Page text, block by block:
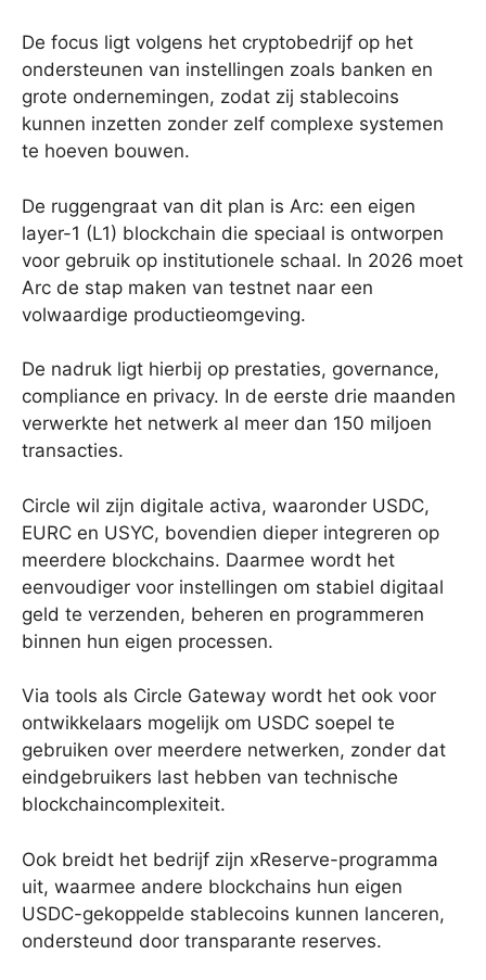
De focus ligt volgens het cryptobedrijf op het
ondersteunen van instellingen zoals banken en
grote ondernemingen, zodat zij stablecoins
kunnen inzetten zonder zelf complexe systemen
te hoeven bouwen.
De ruggengraat van dit plan is Arc: een eigen
layer-1 (L1) blockchain die speciaal is ontworpen
voor gebruik op institutionele schaal. In 2026 moet
Arc de stap maken van testnet naar een
volwaardige productieomgeving.
De nadruk ligt hierbij op prestaties, governance,
compliance en privacy. In de eerste drie maanden
verwerkte het netwerk al meer dan 150 miljoen
transacties.
Circle wil zijn digitale activa, waaronder USDC,
EURC en USYC, bovendien dieper integreren op
meerdere blockchains. Daarmee wordt het
eenvoudiger voor instellingen om stabiel digitaal
geld te verzenden, beheren en programmeren
binnen hun eigen processen.
Via tools als Circle Gateway wordt het ook voor
ontwikkelaars mogelijk om USDC soepel te
gebruiken over meerdere netwerken, zonder dat
eindgebruikers last hebben van technische
blockchaincomplexiteit.
Ook breidt het bedrijf zijn xReserve-programma
uit, waarmee andere blockchains hun eigen
USDC-gekoppelde stablecoins kunnen lanceren,
ondersteund door transparante reserves.